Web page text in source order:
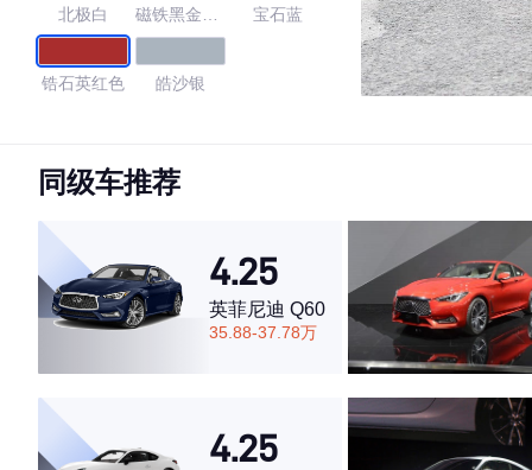
北极白
磁铁黑金属
宝石蓝
锆石英红色 皓沙银
4.2
·外观表现较为优秀，优于58%同级车
·内饰表现较为优秀，优于96%同级车
·空间表现一般，低于66%同级车
同级车推荐
4.25
英菲尼迪 Q60
35.88-37.78万
4.25